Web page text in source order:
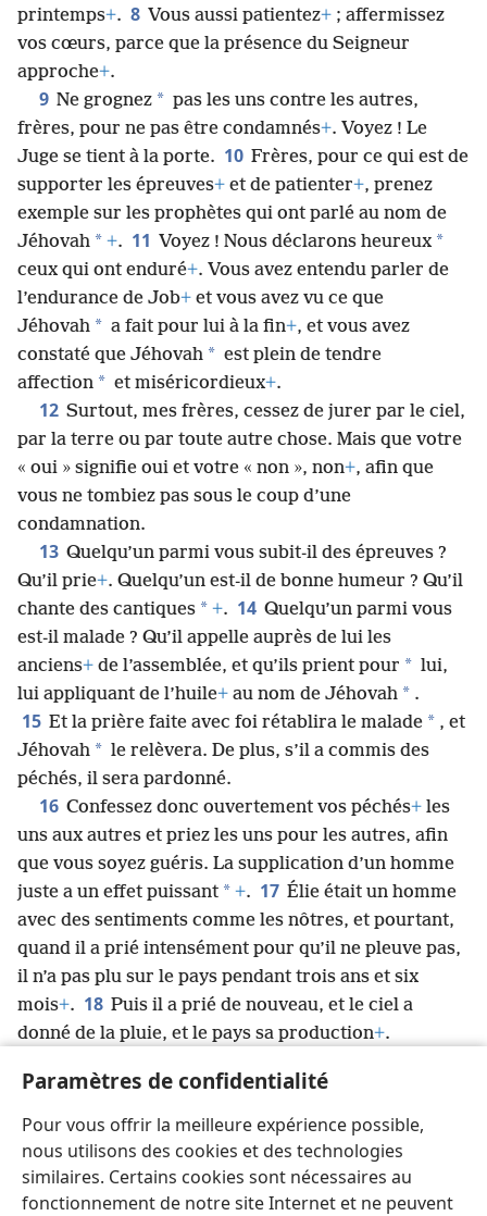
Paramètres de confidentialité
Pour vous offrir la meilleure expérience possible,
nous utilisons des cookies et des technologies
similaires. Certains cookies sont nécessaires au
fonctionnement de notre site Internet et ne peuvent
printemps+. 8 Vous aussi patientez+ ; affermissez
vos cœurs, parce que la présence du Seigneur
approche+.
9 Ne grognez * pas les uns contre les autres,
frères, pour ne pas être condamnés+. Voyez ! Le
Juge se tient à la porte. 10 Frères, pour ce qui est de
supporter les épreuves+ et de patienter+, prenez
exemple sur les prophètes qui ont parlé au nom de
Jéhovah * +. 11 Voyez ! Nous déclarons heureux *
ceux qui ont enduré+. Vous avez entendu parler de
l’endurance de Job+ et vous avez vu ce que
Jéhovah * a fait pour lui à la fin+, et vous avez
constaté que Jéhovah * est plein de tendre
affection * et miséricordieux+.
12 Surtout, mes frères, cessez de jurer par le ciel,
par la terre ou par toute autre chose. Mais que votre
« oui » signifie oui et votre « non », non+, afin que
vous ne tombiez pas sous le coup d’une
condamnation.
13 Quelqu’un parmi vous subit-il des épreuves ?
Qu’il prie+. Quelqu’un est-il de bonne humeur ? Qu’il
chante des cantiques * +. 14 Quelqu’un parmi vous
est-il malade ? Qu’il appelle auprès de lui les
anciens+ de l’assemblée, et qu’ils prient pour * lui,
lui appliquant de l’huile+ au nom de Jéhovah * .
15 Et la prière faite avec foi rétablira le malade * , et
Jéhovah * le relèvera. De plus, s’il a commis des
péchés, il sera pardonné.
16 Confessez donc ouvertement vos péchés+ les
uns aux autres et priez les uns pour les autres, afin
que vous soyez guéris. La supplication d’un homme
juste a un effet puissant * +. 17 Élie était un homme
avec des sentiments comme les nôtres, et pourtant,
quand il a prié intensément pour qu’il ne pleuve pas,
il n’a pas plu sur le pays pendant trois ans et six
mois+. 18 Puis il a prié de nouveau, et le ciel a
donné de la pluie, et le pays sa production+.
loin de la vérité et qu’un autre le fasse revenir,
20 sachez que celui qui fait revenir un pécheur du
chemin où il s’égarait+le sauvera * de la mort et
couvrira une multitude de péchés+.